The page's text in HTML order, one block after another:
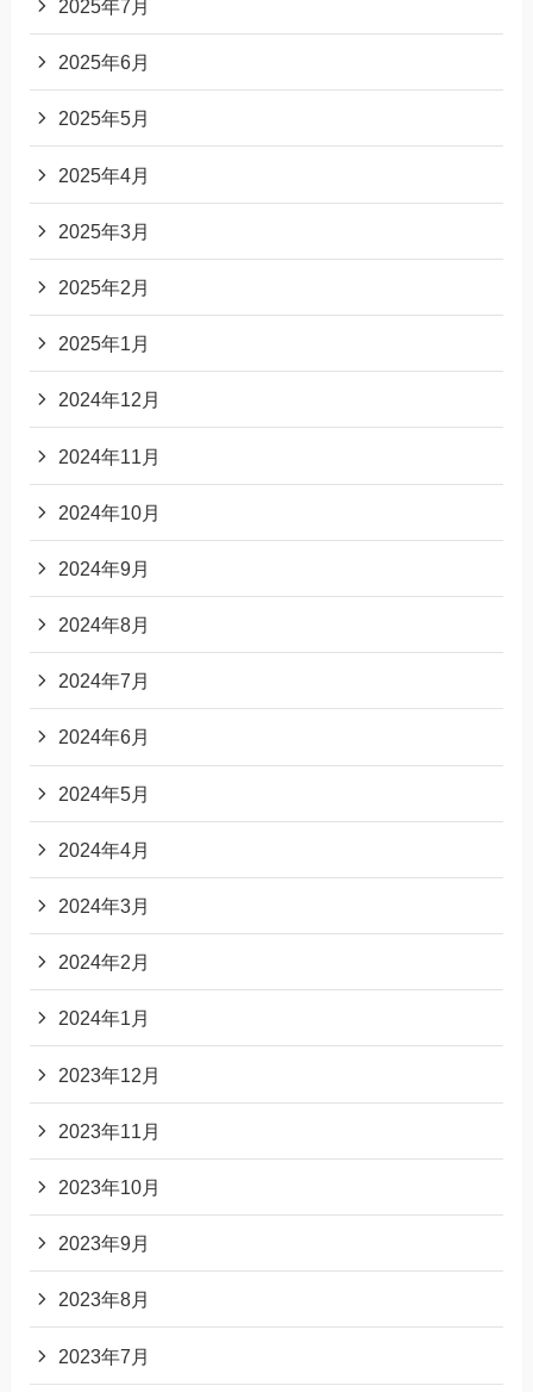
2025年7月
2025年6月
2025年5月
2025年4月
2025年3月
2025年2月
2025年1月
2024年12月
2024年11月
2024年10月
2024年9月
2024年8月
2024年7月
2024年6月
2024年5月
2024年4月
2024年3月
2024年2月
2024年1月
2023年12月
2023年11月
2023年10月
2023年9月
2023年8月
2023年7月